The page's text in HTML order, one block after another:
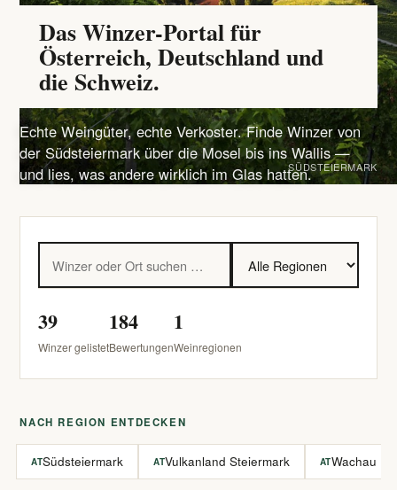
Das Winzer-Portal für
Österreich, Deutschland und
die Schweiz.
Echte Weingüter, echte Verkoster. Finde Winzer von
der Südsteiermark über die Mosel bis ins Wallis —
und lies, was andere wirklich im Glas hatten.SÜDSTEIERMARK
39
Winzer gelistet
184
Bewertungen
1
Weinregionen
NACH REGION ENTDECKEN
ATSüdsteiermark ATVulkanland Steiermark ATWachau